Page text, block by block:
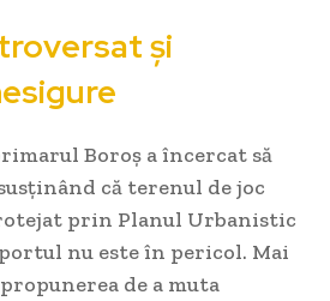
și
Boroș a încercat să
că terenul de joc
prin Planul Urbanistic
nu este în pericol. Mai
de a muta